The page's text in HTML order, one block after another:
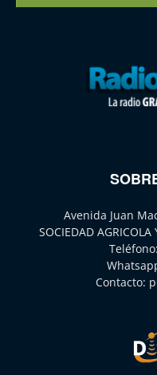
Avenida Juan
SOCIEDAD
Teléfono:
Contacto: